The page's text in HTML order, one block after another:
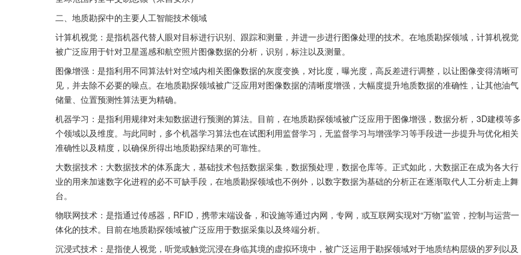
二、地质勘探中的主要人工智能技术领域
计算机视觉：是指机器代替人眼对目标进行识别、跟踪和测量，并进一步进行图像处理的技术。在地质勘探领域，计算机视觉
被广泛应用于针对卫星遥感和航空照片图像数据的分析，识别，标注以及测量。
图像增强：是指利用不同算法针对空域内相关图像数据的灰度变换，对比度，曝光度，高反差进行调整，以让图像变得清晰可
见，并去除不必要的噪点。在地质勘探领域被广泛应用对图像数据的清晰度增强，大幅度提升地质数据的准确性，让其他油气
储量、位置预测性算法更为精确。
机器学习：是指利用规律对未知数据进行预测的算法。目前，在地质勘探领域被广泛应用于图像增强，数据分析，3D建模等多
个领域以及维度。与此同时，多个机器学习算法也在试图利用监督学习，无监督学习与增强学习等手段进一步提升与优化相关
准确性以及精度，以确保所得出地质勘探结果的可靠性。
大数据技术：大数据技术的体系庞大，基础技术包括数据采集，数据预处理，数据仓库等。正式如此，大数据正在成为各大行
业的用来加速数字化进程的必不可缺手段，在地质勘探领域也不例外，以数字数据为基础的分析正在逐渐取代人工分析走上舞
台。
物联网技术：是指通过传感器，RFID，携带末端设备，和设施等通过内网，专网，或互联网实现对“万物”监管，控制与运营一
体化的技术。目前在地质勘探领域被广泛应用于数据采集以及终端分析。
沉浸式技术：是指使人视觉，听觉或触觉沉浸在身临其境的虚拟环境中，被广泛运用于勘探领域对于地质结构层级的罗列以及